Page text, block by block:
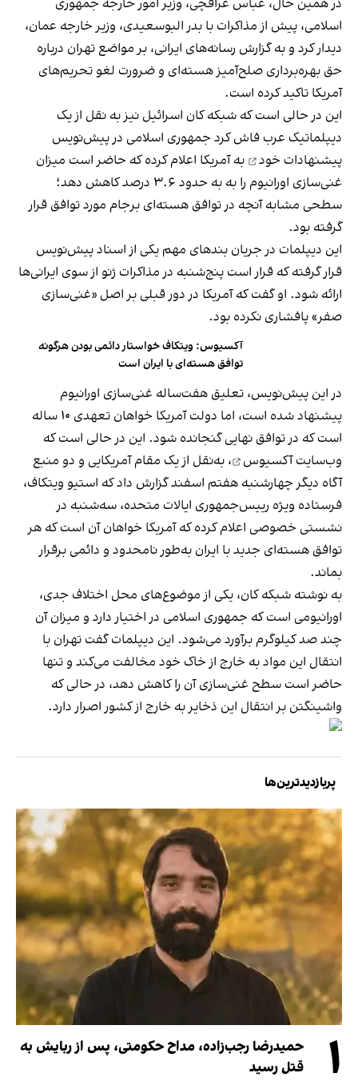
اسلامی، پیش از مذاکرات با بدر البوسعیدی، وزیر خارجه عمان،
دیدار کرد و به گزارش رسانه‌های ایرانی، بر مواضع تهران درباره
حق بهره‌برداری صلح‌آمیز هسته‌ای و ضرورت لغو تحریم‌های
آمریکا تاکید کرده است.
این در حالی است که شبکه کان اسرائیل نیز به نقل از یک
دیپلماتیک عرب فاش کرد جمهوری اسلامی در پیش‌نویس
پیشنهادات خود
به آمریکا اعلام کرده که حاضر است میزان
غنی‌سازی اورانیوم را به به حدود ۳.۶ درصد کاهش دهد؛
سطحی مشابه آنچه در توافق هسته‌ای برجام مورد توافق قرار
گرفته بود.
این دیپلمات در جریان بندهای مهم یکی از اسناد پیش‌نویس
قرار گرفته که قرار است پنج‌شنبه در مذاکرات ژنو از سوی ایرانی‌ها
ارائه شود. او گفت که آمریکا در دور قبلی بر اصل «غنی‌سازی
صفر» پافشاری نکرده بود.
آکسیوس: ویتکاف خواستار دائمی بودن هرگونه
توافق هسته‌ای با ایران است
در این پیش‌نویس، تعلیق هفت‌ساله غنی‌سازی اورانیوم
پیشنهاد شده است، اما دولت آمریکا خواهان تعهدی ۱۰ ساله
است که در توافق نهایی گنجانده شود. این در حالی است که
وب‌سایت آکسیوس
، به‌نقل از یک مقام آمریکایی و دو منبع
آگاه دیگر چهارشنبه هفتم اسفند گزارش داد که استیو ویتکاف،
فرستاده ویژه رییس‌جمهوری ایالات متحده، سه‌شنبه در
نشستی خصوصی اعلام کرده که آمریکا خواهان آن است که هر
توافق هسته‌ای جدید با ایران به‌طور نامحدود و دائمی برقرار
بماند.
به نوشته شبکه کان، یکی از موضوع‌های محل اختلاف جدی،
اورانیومی است که جمهوری اسلامی در اختیار دارد و میزان آن
چند صد کیلوگرم برآورد می‌شود. این دیپلمات گفت تهران با
انتقال این مواد به خارج از خاک خود مخالفت می‌کند و تنها
حاضر است سطح غنی‌سازی آن را کاهش دهد، در حالی که
واشینگتن بر انتقال این ذخایر به خارج از کشور اصرار دارد.
پربازدیدترین‌ها
۱
حمیدرضا رجب‌زاده، مداح حکومتی، پس از ربایش به
قتل رسید